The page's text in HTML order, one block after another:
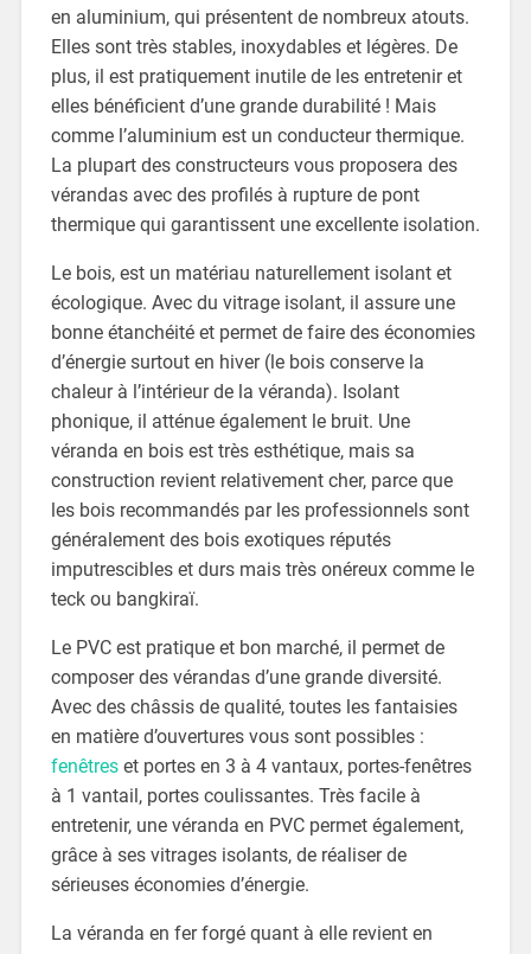
en aluminium, qui présentent de nombreux atouts.
Elles sont très stables, inoxydables et légères. De
plus, il est pratiquement inutile de les entretenir et
elles bénéficient d’une grande durabilité ! Mais
comme l’aluminium est un conducteur thermique.
La plupart des constructeurs vous proposera des
vérandas avec des profilés à rupture de pont
thermique qui garantissent une excellente isolation.
Le bois, est un matériau naturellement isolant et
écologique. Avec du vitrage isolant, il assure une
bonne étanchéité et permet de faire des économies
d’énergie surtout en hiver (le bois conserve la
chaleur à l’intérieur de la véranda). Isolant
phonique, il atténue également le bruit. Une
véranda en bois est très esthétique, mais sa
construction revient relativement cher, parce que
les bois recommandés par les professionnels sont
généralement des bois exotiques réputés
imputrescibles et durs mais très onéreux comme le
teck ou bangkiraï.
Le PVC est pratique et bon marché, il permet de
composer des vérandas d’une grande diversité.
Avec des châssis de qualité, toutes les fantaisies
en matière d’ouvertures vous sont possibles :
fenêtreset portes en 3 à 4 vantaux, portes-fenêtres
à 1 vantail, portes coulissantes. Très facile à
entretenir, une véranda en PVC permet également,
grâce à ses vitrages isolants, de réaliser de
sérieuses économies d’énergie.
La véranda en fer forgé quant à elle revient en